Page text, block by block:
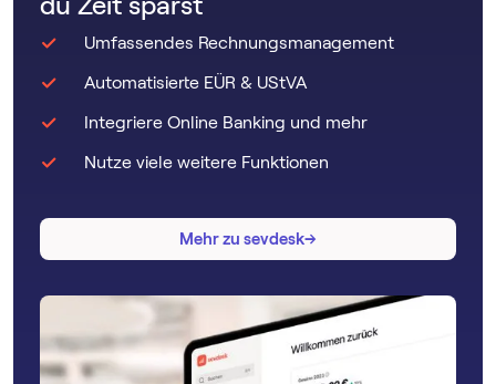
Umfassendes Rechnungsmanagement
Automatisierte EÜR & UStVA
Integriere Online Banking und mehr
Nutze viele weitere Funktionen
Mehr zu sevdesk→
→